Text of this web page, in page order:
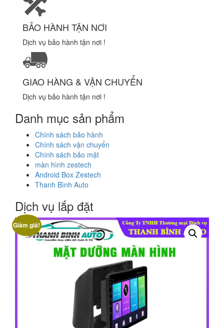
BẢO HÀNH TẬN NƠI
Dịch vụ bảo hành tận nơi !
GIAO HÀNG & VẬN CHUYỂN
Dịch vụ bảo hành tận nơi !
Danh mục sản phẩm
Chính sách bảo hành
Chính sách vận chuyển
Chính sách bảo mật
màn hình zestech
Android Box Zestech
Thanh Bình Auto
Dịch vụ lắp đặt
Giảm giá!